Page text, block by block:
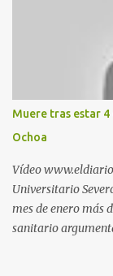
estadio municipal
Nueva. Otro lugar:
Móstoles También
la Policía Local de
cementerio de
Muere tras estar 4
Ochoa
Vídeo
Universitario
mes de enero más
sanitario